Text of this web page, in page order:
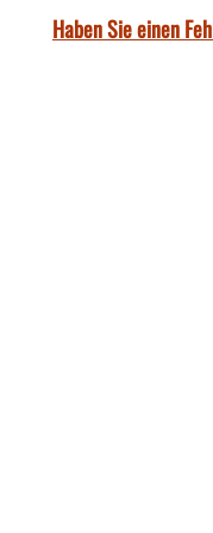
Haben Sie einen